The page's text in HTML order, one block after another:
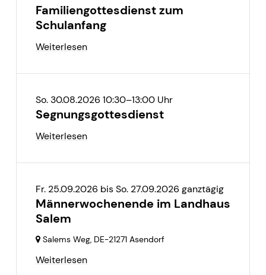
Familiengottesdienst zum
Schulanfang
Weiterlesen
So. 30.08.2026 10:30–13:00 Uhr
Segnungsgottesdienst
Weiterlesen
Fr. 25.09.2026 bisSo. 27.09.2026 ganztägig
Männerwochenende im Landhaus
Salem
Salems Weg, DE-21271 Asendorf
Weiterlesen